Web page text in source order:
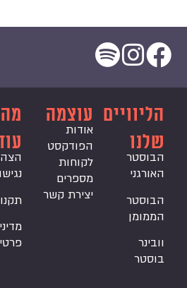
הליוויים
שלנו
הבוסטר
האורגני
הבוסטר
הממומן
וובינר
בוסטר
עוצמה
אודות
הפודקסט
לקוחות
מספרים
יצירת קשר
מה